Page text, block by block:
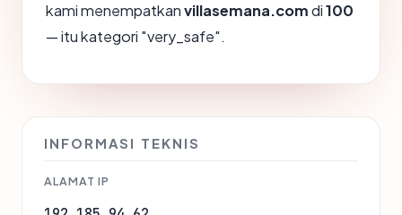
kami menempatkanvillasemana.comdi100
— itu kategori "very_safe".
INFORMASI TEKNIS
ALAMAT IP